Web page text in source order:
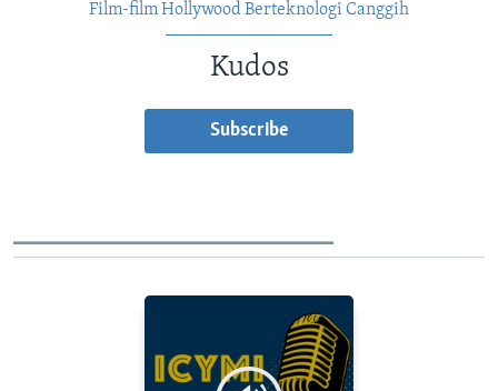
Film-film Hollywood Berteknologi Canggih
Kudos
Subscribe
________________________